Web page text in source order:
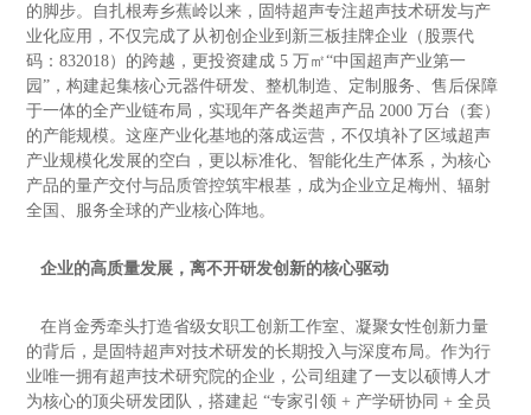
的脚步。自扎根寿乡蕉岭以来，固特超声专注超声技术研发与产
业化应用，不仅完成了从初创企业到新三板挂牌企业（股票代
码：832018）的跨越，更投资建成5万㎡“中国超声产业第一
园” ，构建起集核心元器件研发、整机制造、定制服务、售后保障
于一体的全产业链布局，实现年产各类超声产品 2000万台（套）
的产能规模。这座产业化基地的落成运营，不仅填补了区域超声
产业规模化发展的空白，更以标准化、智能化生产体系，为核心
产品的量产交付与品质管控筑牢根基，成为企业立足梅州、辐射
全国、服务全球的产业核心阵地。
企业的高质量发展，离不开研发创新的核心驱动
在肖金秀牵头打造省级女职工创新工作室、凝聚女性创新力量
的背后，是固特超声对技术研发的长期投入与深度布局。作为行
业唯一拥有超声技术研究院的企业，公司组建了一支以硕博人才
为核心的顶尖研发团队，搭建起 “专家引领+ 产学研协同+全员